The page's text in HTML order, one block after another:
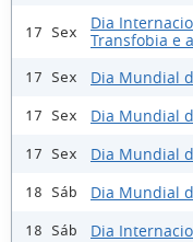
17 Sex
Dia
Transfobia e
17 Sex Dia Mundial
17 Sex Dia Mundial
17 Sex Dia Mundial
18 Sáb Dia Mundial
18 Sáb Dia